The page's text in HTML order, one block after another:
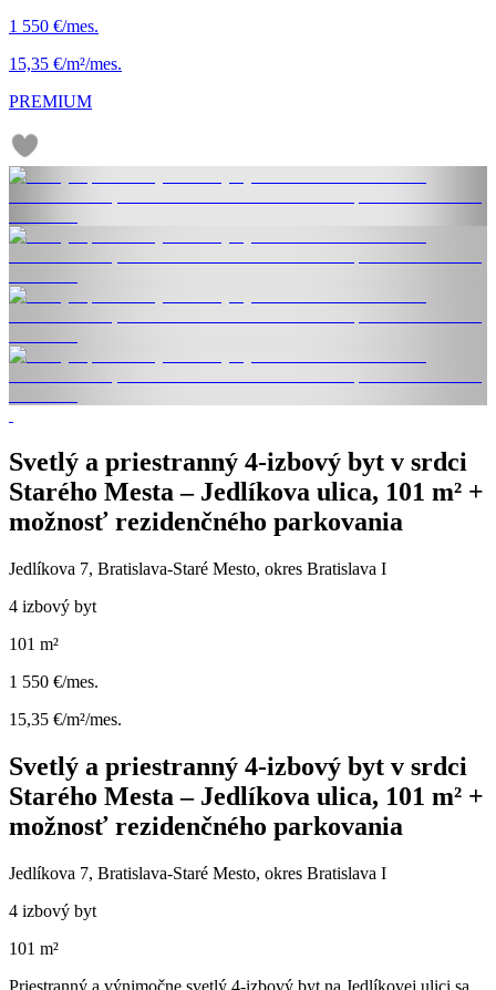
1 550 €/mes.
15,35 €/m²/mes.
PREMIUM
Svetlý a priestranný 4-izbový byt v srdci
Starého Mesta – Jedlíkova ulica, 101 m² +
možnosť rezidenčného parkovania
Jedlíkova 7, Bratislava-Staré Mesto, okres Bratislava I
4 izbový byt
101 m²
1 550 €/mes.
15,35 €/m²/mes.
Svetlý a priestranný 4-izbový byt v srdci
Starého Mesta – Jedlíkova ulica, 101 m² +
možnosť rezidenčného parkovania
Jedlíkova 7, Bratislava-Staré Mesto, okres Bratislava I
4 izbový byt
101 m²
Priestranný a výnimočne svetlý 4-izbový byt na Jedlíkovej ulici sa